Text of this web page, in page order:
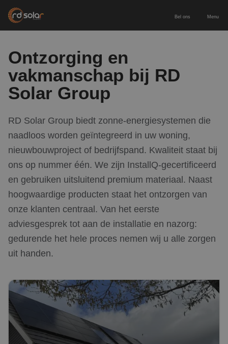
Bel ons Menu
Zakelijke batterij
Thuisbatterij
Europees geproduceerde batterij
Laadpaal inclusief installatie
Zonnepanelen
Zonnepanelen particulier
Service & onderhoud
Leveren & installeren
Voor wie
Zakelijk & MKB
Nieuwbouw
Particulier
Contact
Adviesgesprek aanvragen
Over ons
Referenties
Projecten
Actueel
Ontzorging en
vakmanschap bij RD
Solar Group
RD Solar Group biedt zonne-energiesystemen die
naadloos worden geïntegreerd in uw woning,
nieuwbouwproject of bedrijfspand. Kwaliteit staat bij
ons op nummer één. We zijn InstallQ-gecertificeerd
en gebruiken uitsluitend premium materiaal. Naast
hoogwaardige producten staat het ontzorgen van
onze klanten centraal. Van het eerste
adviesgesprek tot aan de installatie en nazorg:
gedurende het hele proces nemen wij u alle zorgen
uit handen.